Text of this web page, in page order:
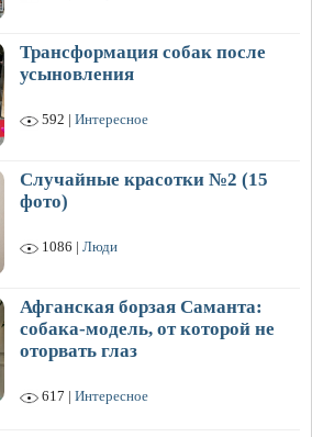
Трансформация собак после
усыновления
592 | Интересное
Случайные красотки №2 (15
фото)
1086 | Люди
Афганская борзая Саманта:
собака-модель, от которой не
оторвать глаз
617 | Интересное